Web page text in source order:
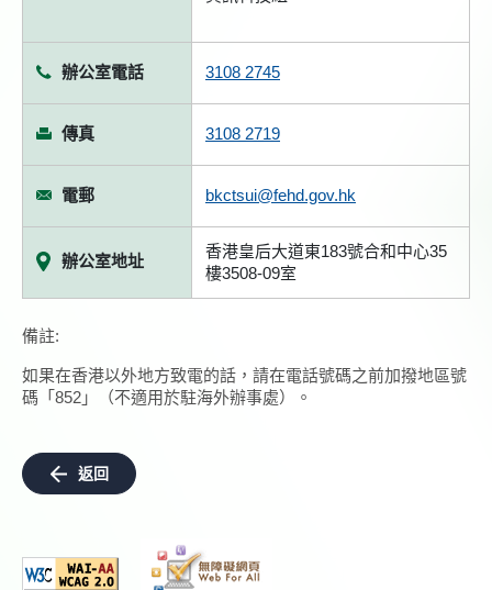
辦公室電話 3108 2745
傳真 3108 2719
電郵 bkctsui@fehd.gov.hk
辦公室地址
香港皇后大道東183號合和中心35
樓3508-09室
備註:
如果在香港以外地方致電的話，請在電話號碼之前加撥地區號
碼「852」（不適用於駐海外辦事處）。
返回